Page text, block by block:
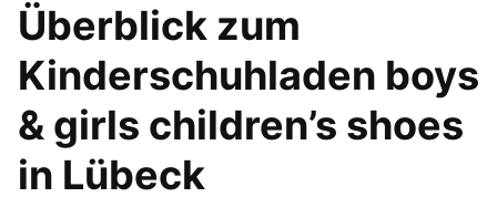
Überblick zum
Kinderschuhladen boys
& girls children’s shoes
in Lübeck